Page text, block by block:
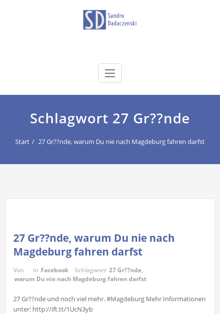
dadaczynski.de
Schlagwort 27 Gr??nde
Start 27 Gr??nde, warum Du nie nach Magdeburg fahren darfst
27 Gr??nde, warum Du nie nach
Magdeburg fahren darfst
Von in Facebook Schlagwort 27 Gr??nde,
warum Du nie nach Magdeburg fahren darfst
27 Gr??nde und noch viel mehr. #Magdeburg Mehr Informationen
unter: http://ift.tt/1UcN3yb